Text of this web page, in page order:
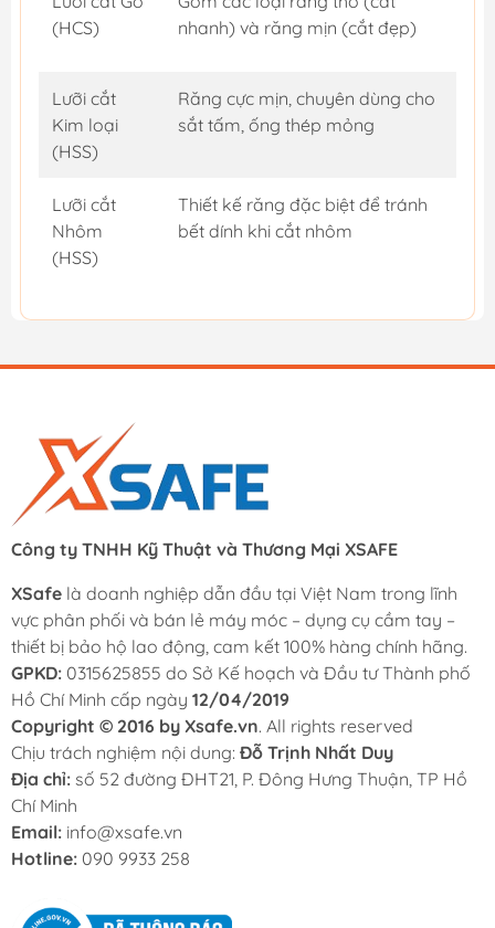
(HCS)
nhanh) và răng mịn (cắt đẹp)
Lưỡi cắt
Kim loại
(HSS)
Răng cực mịn, chuyên dùng cho
sắt tấm, ống thép mỏng
Lưỡi cắt
Nhôm
(HSS)
Thiết kế răng đặc biệt để tránh
bết dính khi cắt nhôm
Công ty TNHH Kỹ Thuật và Thương Mại XSAFE
XSafe là doanh nghiệp dẫn đầu tại Việt Nam trong lĩnh
vực phân phối và bán lẻ máy móc – dụng cụ cầm tay –
thiết bị bảo hộ lao động, cam kết 100% hàng chính hãng.
GPKD: 0315625855 do Sở Kế hoạch và Đầu tư Thành phố
Hồ Chí Minh cấp ngày 12/04/2019
Copyright © 2016 by Xsafe.vn. All rights reserved
Chịu trách nghiệm nội dung: Đỗ Trịnh Nhất Duy
Địa chỉ: số 52 đường ĐHT21, P. Đông Hưng Thuận, TP Hồ
Chí Minh
Email: info@xsafe.vn
Hotline: 090 9933 258